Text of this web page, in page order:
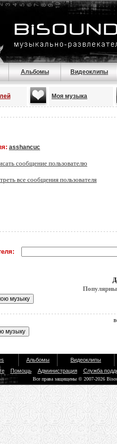
Альбомы Видеоклипы
Моя музыка
asshancuc
сообщение пользователю
все сообщения пользователя
Альбомы Видеоклипы
Помощь Администрация Служба
Все права защищены © 2007-2026